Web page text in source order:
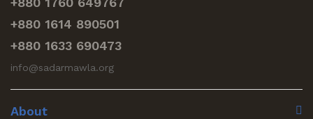
+880 1614 890501
+880 1633 690473
info@sadarmawla.org
About